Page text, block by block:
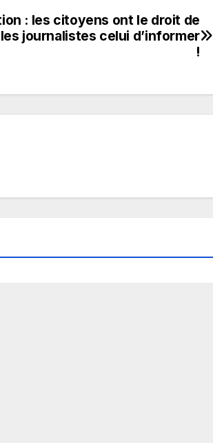
: les citoyens ont le droit de
journalistes celui d’informer
!